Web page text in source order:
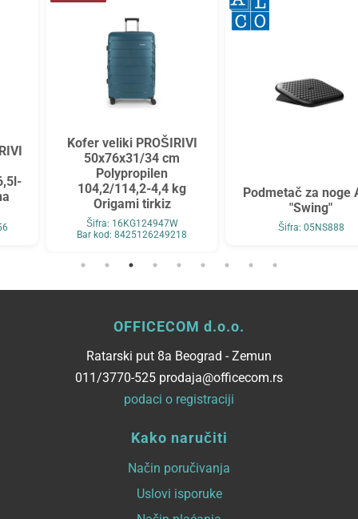
Kofer veliki PROŠIRIVI
50x76x31/34 cm
Polypropilen
104,2/114,2-4,4 kg
Origami tirkiz
Šifra: 16KG124947W
Bar kod: 8425126249218
Podmetač za noge Alco
Šifra: 05NS888
OFFICECOM d.o.o.
Ratarski put 8a Beograd - Zemun
011/3770-525 prodaja@officecom.rs
podaci o registraciji
Kako naručiti
Način poručivanja
Uslovi isporuke